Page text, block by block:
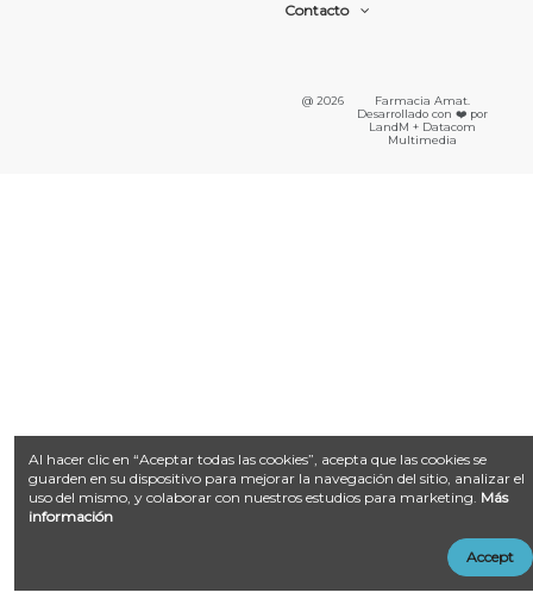
Contacto
@ 2026
Farmacia Amat.
Desarrollado con ❤️ por
LandM + Datacom
Multimedia
Al hacer clic en “Aceptar todas las cookies”, acepta que las cookies se
guarden en su dispositivo para mejorar la navegación del sitio, analizar el
uso del mismo, y colaborar con nuestros estudios para marketing. Más
información
Accept